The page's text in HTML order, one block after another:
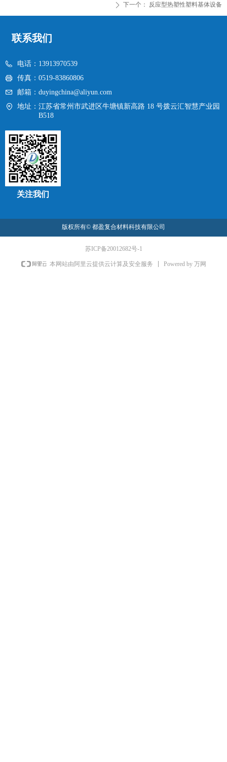
ꄲ 下一个： 反应型热塑性塑料基体设备
关注我们
电话： 13913970539
传真： 0519-83860806
邮箱： duyingchina@aliyun.com
地址： 江苏省常州市武进区牛塘镇新高路 18 号拨云汇智慧产业园
B518
联系我们
版权所有© 都盈复合材料科技有限公司
苏ICP备20012682号-1
本网站由阿里云提供云计算及安全服务 Powered by 万网